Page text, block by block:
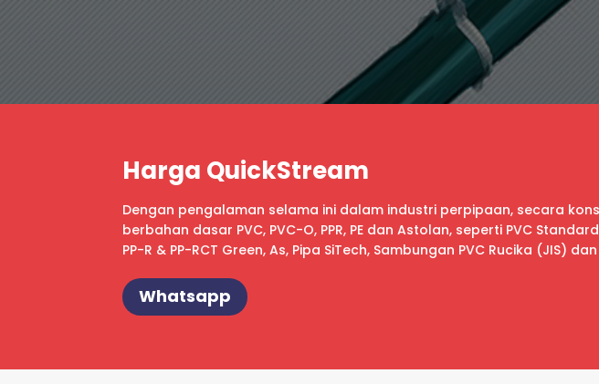
Harga QuickStream
Dengan pengalaman selama ini dalam industri perpipaan, secara
berbahan dasar PVC, PVC-O, PPR, PE dan Astolan, seperti PVC
PP-R & PP-RCT Green, As, Pipa SiTech, Sambungan PVC Rucika (JIS)
Whatsapp